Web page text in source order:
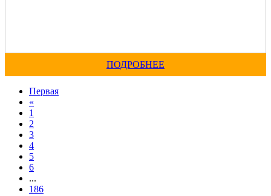
ПОДРОБНЕЕ
Первая
«
1
2
3
4
5
6
...
186